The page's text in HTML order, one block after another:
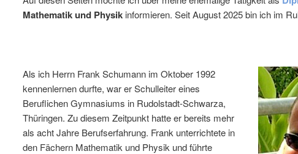
Mathematik und Physik informieren. Seit August 2025 bin ich im
Als ich Herrn Frank Schumann im Oktober 1992
kennenlernen durfte, war er Schulleiter eines
Beruflichen Gymnasiums in Rudolstadt-Schwarza,
Thüringen. Zu diesem Zeitpunkt hatte er bereits mehr
als acht Jahre Berufserfahrung. Frank unterrichtete in
den Fächern Mathematik und Physik und führte